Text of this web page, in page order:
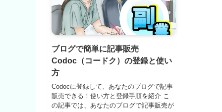
ブログで簡単に記事販売
Codoc（コードク）の登録と使い
方
Codocに登録して、あなたのブログで記事
販売できる！使い方と登録手順を紹介 こ
の記事では、あなたのブログで記事販売が